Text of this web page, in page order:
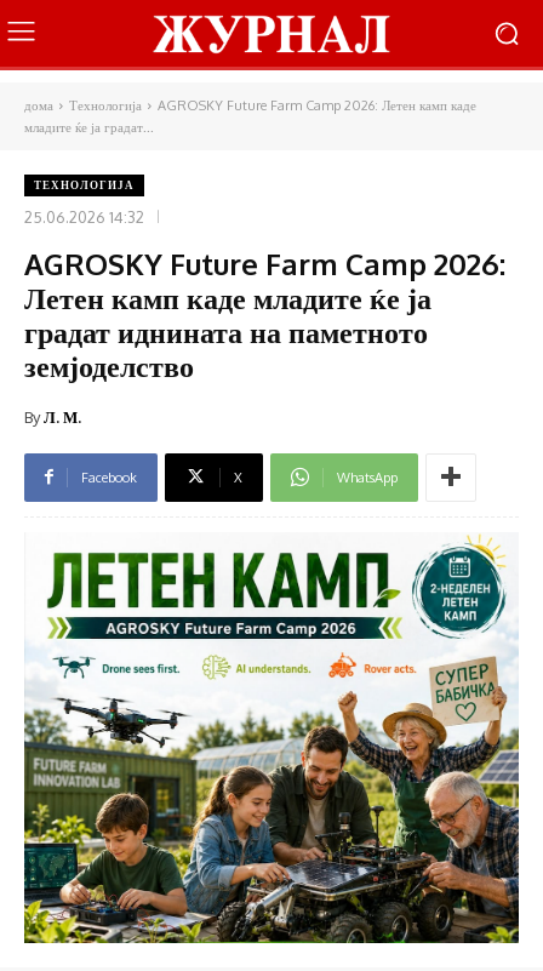
дома Технологија
AGROSKY Future Farm Camp 2026: Летен камп каде
младите ќе ја градат...
ТЕХНОЛОГИЈА
25.06.2026 14:32
AGROSKY Future Farm Camp 2026:
Летен камп каде младите ќе ја
градат иднината на паметното
земјоделство
ByЛ. М.
Facebook X WhatsApp